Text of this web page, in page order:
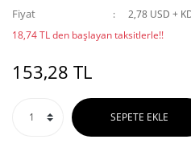
Fiyat
2,78 USD +
18,74 TL den başlayan taksitlerle!!
153,28 TL
SEPETE EKLE